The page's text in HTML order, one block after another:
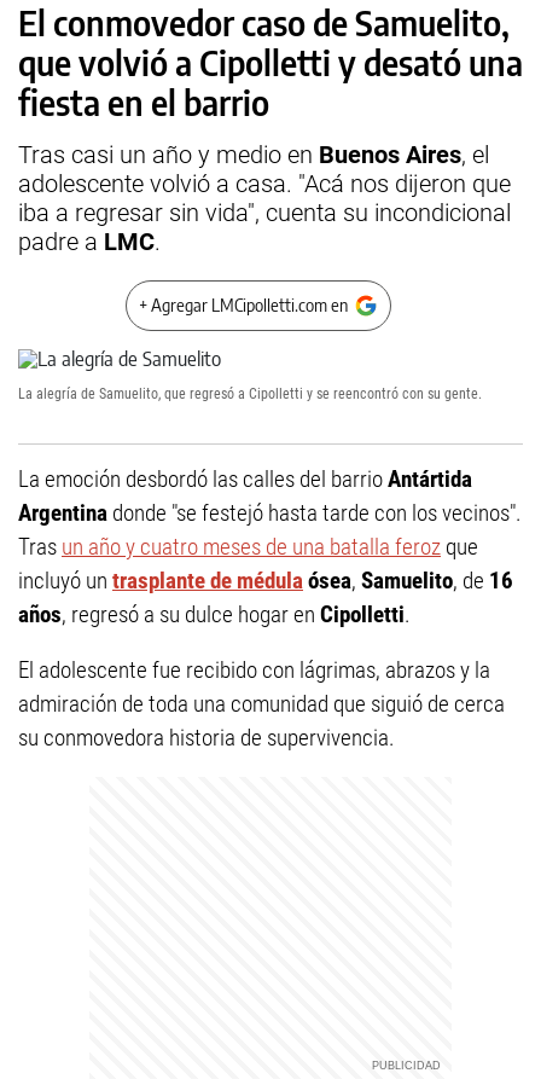
El conmovedor caso de Samuelito,
que volvió a Cipolletti y desató una
fiesta en el barrio
Tras casi un año y medio en Buenos Aires, el
adolescente volvió a casa. "Acá nos dijeron que
iba a regresar sin vida", cuenta su incondicional
padre a LMC.
+ Agregar LMCipolletti.com en
La alegría de Samuelito, que regresó a Cipolletti y se reencontró con su gente.
La emoción desbordó las calles del barrioAntártida
Argentina donde "se festejó hasta tarde con los vecinos".
Tras un año y cuatro meses de una batalla feroz que
incluyó un trasplante de médulaósea, Samuelito, de 16
años, regresó a su dulce hogar en Cipolletti.
El adolescente fue recibido con lágrimas, abrazos y la
admiración de toda una comunidad que siguió de cerca
su conmovedora historia de supervivencia.